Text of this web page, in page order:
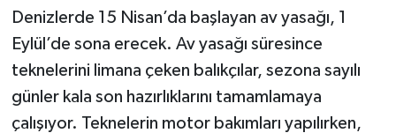
Denizlerde 15 Nisan’da başlayan av yasağı, 1
Eylül’de sona erecek. Av yasağı süresince
teknelerini limana çeken balıkçılar, sezona sayılı
günler kala son hazırlıklarını tamamlamaya
çalışıyor. Teknelerin motor bakımları yapılırken,